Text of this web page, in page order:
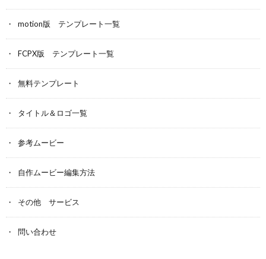
motion版 テンプレート一覧
FCPX版 テンプレート一覧
無料テンプレート
タイトル＆ロゴ一覧
参考ムービー
自作ムービー編集方法
その他 サービス
問い合わせ